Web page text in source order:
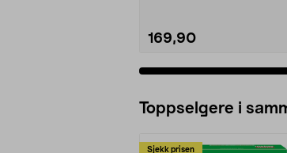
169,90
Toppselgere i
Sjekk prisen